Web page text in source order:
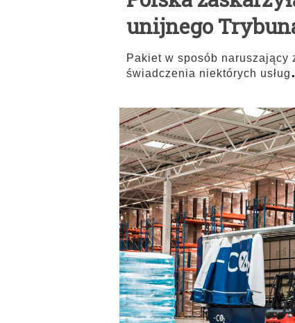
unijnego
Pakiet w sposób
świadczenia niektórych usług